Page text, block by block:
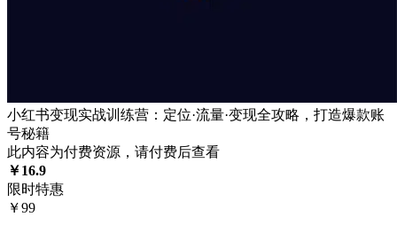
小红书变现实战训练营：定位·流量·变现全攻略，打造爆款账
号秘籍
此内容为付费资源，请付费后查看
￥16.9
限时特惠
￥99